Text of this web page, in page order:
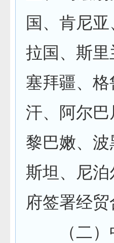
国、肯尼
拉国、斯
塞拜疆、
汗、阿尔
黎巴嫩、
斯坦、尼
府签署经贸
（二）中